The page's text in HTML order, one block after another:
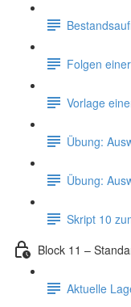
Folgen
Vorlage
Übung:
Übung:
Skript 10
Block 11 –
Aktuelle